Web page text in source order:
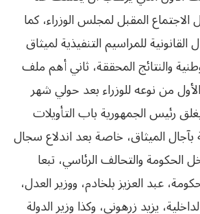
الاجتماع المقبل لمجلس الوزراء، كما
للمراسيم التنفيذية لميثاق
والنتائج المحققة، ثاني أهم ملف
من نوعه للوزراء بعد حولي شهر
رئيس الجمهورية باب التأويلات
بآجال الميثاق، خاصة بعد اندلاع سجال
الحكومة والتحالف الرئاسي، تبعا